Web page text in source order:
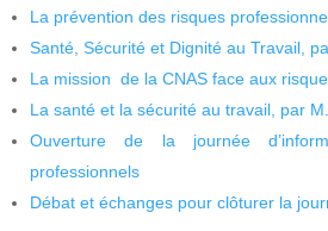
La prévention des risques
Santé, Sécurité et Dignité au Travail,
La mission de la CNAS face aux
La santé et la sécurité au travail, par
Ouverture de la journée
professionnels
Débat et échanges pour clôturer la